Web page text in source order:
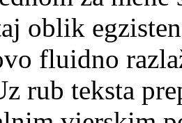
oblik
fluidno
rub teksta